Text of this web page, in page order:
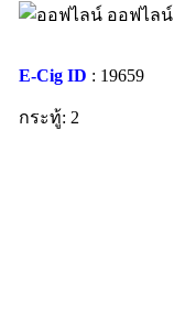
ออฟไลน์
E-Cig ID : 19659
กระทู้: 2